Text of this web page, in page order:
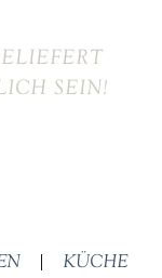
SEIN!
|
KÜCHE